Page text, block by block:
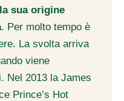
la sua origine
. Per molto tempo è
La svolta arriva
viene
Nel 2013 la James
Prince’s Hot